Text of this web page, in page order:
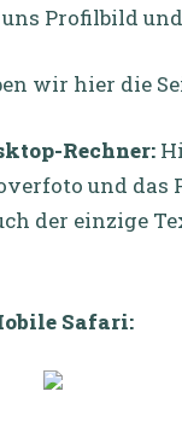
Profilbild
wir hier die
Rechner:
und
der einzige
Safari: